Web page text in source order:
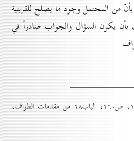
من المحتمل وجود ما يصلح للقرينية
بأن يكون السؤال والجواب صادراً في
(۱) وسائل الشيعة، ج۱۳، ص۲٦٠، الباب۲۸ من مقدمات الطواف،